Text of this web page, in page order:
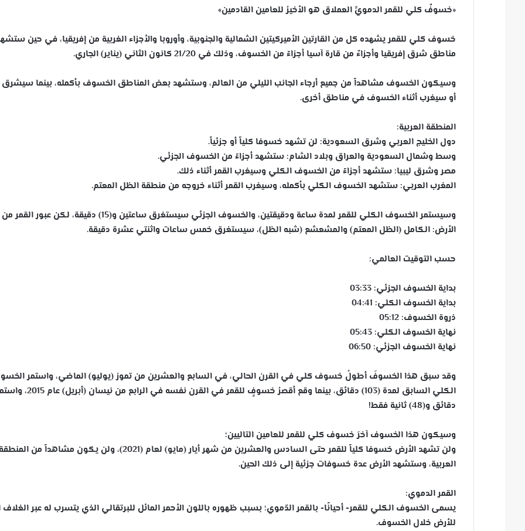
«خسوفٌ كلي للقمر الدمويِّ العملاق هو الأخيرُ للعامين القادمين»
خسوف كلي للقمر يشهده كل من القارتين الأميركيتين الشمالية والجنوبية، وأوروبا والأجزاء الغربية من إفريقيا، في حين
مناطق شرق إفريقيا وأجزاءٌ من قارة آسيا أجزاءً من الخسوف، وذلك في 21/20 كانون الثاني (يناير) الجاري.
وسيكون الخسوف مشاهداً من جميع أرجاء الجانب الليلي من العالم، وستشهد بعض المناطق الخسوف بأكمله، بينما سيشرق
أو سيغرب أثناء الخسوف في مناطق أخرى.
المنطقة العربية:
دول الخليج العربي وشرق السعودية: لن تشهد خسوفا كلياً أو جزئياً.
وسط وشمال السعودية والعراق وبلاد الشام: ستشهد أجزاءً من الخسوف الجزئي.
مصر وشرق ليبيا: ستشهد أجزاءً من الخسوف الكلي وسيغرب القمر أثناء ذلك.
المغرب العربي: ستشهد الخسوف الكلي بأكمله، وسيغرب القمر أثناء خروجه من منطقة الظل المعتم.
وسيستمر الخسوف الكلي للقمر لمدة ساعة ودقيقتين، والخسوف الجزئي سيستغرق ساعتين و(15) دقيقة،
الأرض: الكامل (الظل المعتم) والمشعشع (شبه الظل)، سيستغرق خمس ساعات واثنتي عشرة دقيقة.
حسب التوقيت العالمي:
بداية الخسوف الجزئي: 03:33
بداية الخسوف الكلي: 04:41
ذروة الخسوف: 05:12
نهاية الخسوف الكلي: 05:43
نهاية الخسوف الجزئي: 06:50
وقد سبق هذا الخسوفَ أطولُ خسوف كلي في القرن الحالي، في السابع والعشرين من تموز (يوليو) الماضي، واستمر
الكلي السابق لمدة (103) دقائق، بينما وقع أقصرُ خسوفٍ للقمر
دقائق و(48) ثانية فقط!
وسيكون هذا الخسوف آخرَ خسوف كلي للقمر للعامين التاليين؛
ولن تشهد الأرض خسوفا كلياً للقمر حتى السادس والعشرين من شهر أيار (مايو) لعام (2021)، ولن يكون مشاهداً من المنطقة
العربية، وستشهد الأرض عدة خسوفات جزئية إلى ذلك الحين.
القمر الدموي:
يسمى الخسوف الكلي للقمر- أحيانًا- بالقمر الدّموي؛ بسبب ظهوره باللون الأحمر المائل للبرتقالي الذي يتسرب له عبر
للأرض خلال الخسوف.